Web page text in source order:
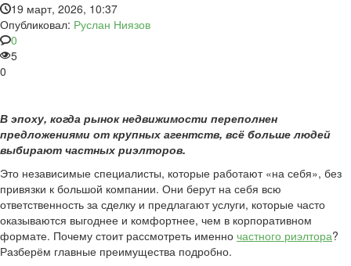
19 март, 2026, 10:37
Опубликовал: Руслан Ниязов
0
5
0
В эпоху, когда рынок недвижимости переполнен
предложениями от крупных агентств, всё больше людей
выбирают частных риэлторов.
Это независимые специалисты, которые работают «на себя», без
привязки к большой компании. Они берут на себя всю
ответственность за сделку и предлагают услуги, которые часто
оказываются выгоднее и комфортнее, чем в корпоративном
формате. Почему стоит рассмотреть именно частного риэлтора?
Разберём главные преимущества подробно.